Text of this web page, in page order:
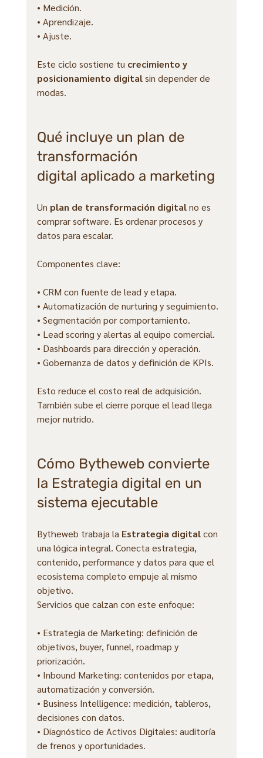
• Medición.
• Aprendizaje.
• Ajuste.
Este ciclo sostiene tu crecimiento y
posicionamiento digital sin depender de
modas.
Qué incluye un plan de
transformación
digital aplicado a marketing
Un plan de transformación digital no es
comprar software. Es ordenar procesos y
datos para escalar.
Componentes clave:
• CRM con fuente de lead y etapa.
• Automatización de nurturing y seguimiento.
• Segmentación por comportamiento.
• Lead scoring y alertas al equipo comercial.
• Dashboards para dirección y operación.
• Gobernanza de datos y definición de KPIs.
Esto reduce el costo real de adquisición.
También sube el cierre porque el lead llega
mejor nutrido.
Cómo Bytheweb convierte
la Estrategia digital en un
sistema ejecutable
Bytheweb trabaja la Estrategia digital con
una lógica integral. Conecta estrategia,
contenido, performance y datos para que el
ecosistema completo empuje al mismo
objetivo.
Servicios que calzan con este enfoque:
• Estrategia de Marketing: definición de
objetivos, buyer, funnel, roadmap y
priorización.
• Inbound Marketing: contenidos por etapa,
automatización y conversión.
• Business Intelligence: medición, tableros,
decisiones con datos.
• Diagnóstico de Activos Digitales: auditoría
de frenos y oportunidades.